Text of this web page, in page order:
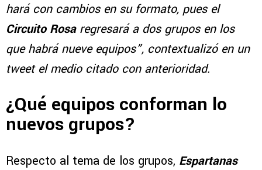
hará con cambios en su formato, pues el
Circuito Rosaregresará a dos grupos en los
que habrá nueve equipos”, contextualizó en un
tweet el medio citado con anterioridad.
¿Qué equipos conforman lo
nuevos grupos?
Respecto al tema de los grupos, Espartanas